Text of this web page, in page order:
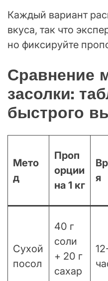
Каждый вариант
вкуса, так что
но фиксируйте
Сравнение
засолки:
быстрого
Мето
д
Проп
орции
на 1 кг
я
Сухой
посол
40 г
соли
+ 20 г
сахар